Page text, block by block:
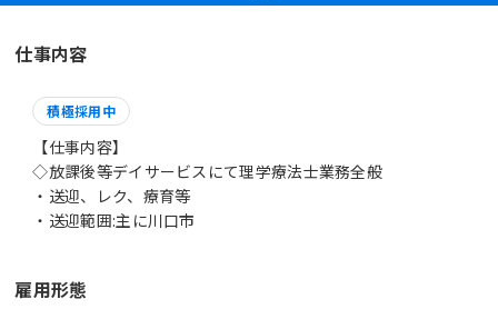
仕事内容
積極採用中
【仕事内容】
◇放課後等デイサービスにて理学療法士業務全般
・送迎、レク、療育等
・送迎範囲:主に川口市
雇用形態